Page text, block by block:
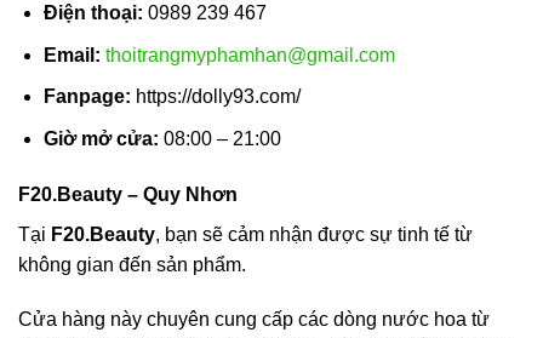
Điện thoại: 0989 239 467
Email: thoitrangmyphamhan@gmail.com
Fanpage: https://dolly93.com/
Giờ mở cửa: 08:00 – 21:00
F20.Beauty – Quy Nhơn
Tại F20.Beauty, bạn sẽ cảm nhận được sự tinh tế từ
không gian đến sản phẩm.
Cửa hàng này chuyên cung cấp các dòng nước hoa từ